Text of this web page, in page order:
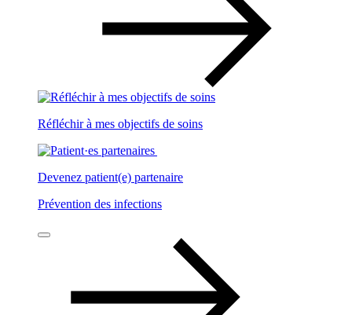
Réfléchir à mes objectifs de soins
Devenez patient(e) partenaire
Prévention des infections